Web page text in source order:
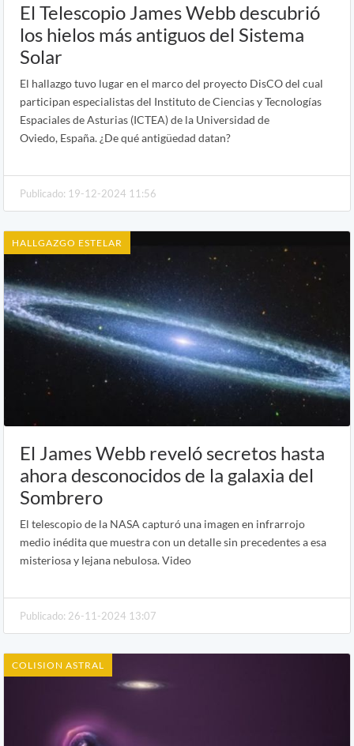
El Telescopio James Webb descubrió
los hielos más antiguos del Sistema
Solar
El hallazgo tuvo lugar en el marco del proyecto DisCO del cual
participan especialistas del Instituto de Ciencias y Tecnologías
Espaciales de Asturias (ICTEA) de la Universidad de
Oviedo, España. ¿De qué antigüedad datan?
Publicado: 19-12-2024 11:56
HALLGAZGO ESTELAR
El James Webb reveló secretos hasta
ahora desconocidos de la galaxia del
Sombrero
El telescopio de la NASA capturó una imagen en infrarrojo
medio inédita que muestra con un detalle sin precedentes a esa
misteriosa y lejana nebulosa. Video
Publicado: 26-11-2024 13:07
COLISION ASTRAL